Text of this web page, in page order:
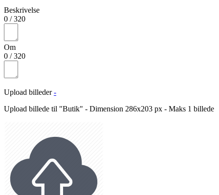
Beskrivelse
0 /320
Om
0 /320
Upload billeder -
Upload billede til "Butik" - Dimension 286x203 px - Maks 1 billede